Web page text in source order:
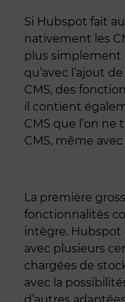
Si Hubspot fait
nativement les
plus simplement
qu’avec l’ajout
CMS, des
il contient
CMS que l’on ne
CMS, même
La première
fonctionnalités
intègre. Hubspot
avec plusieurs
chargées de
avec la